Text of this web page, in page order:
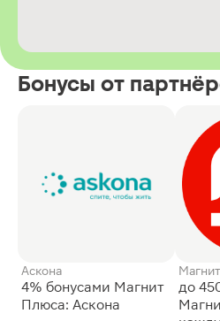
Бонусы от
Аскона
4% бонусами Магнит
Плюса: Аскона
до